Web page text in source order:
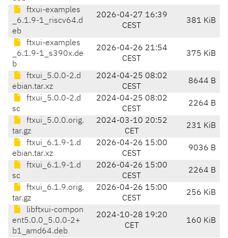
ftxui-examples
_6.1.9-1_riscv64.d
eb
2026-04-27 16:39
CEST
381 KiB
ftxui-examples
_6.1.9-1_s390x.de
b
2026-04-26 21:54
CEST
375 KiB
ftxui_5.0.0-2.d
ebian.tar.xz
2024-04-25 08:02
CEST
8644 B
ftxui_5.0.0-2.d
sc
2024-04-25 08:02
CEST
2264 B
ftxui_5.0.0.orig.
tar.gz
2024-03-10 20:52
CET
231 KiB
ftxui_6.1.9-1.d
ebian.tar.xz
2026-04-26 15:00
CEST
9036 B
ftxui_6.1.9-1.d
sc
2026-04-26 15:00
CEST
2264 B
ftxui_6.1.9.orig.
tar.gz
2026-04-26 15:00
CEST
256 KiB
libftxui-compon
ent5.0.0_5.0.0-2+
b1_amd64.deb
2024-10-28 19:20
CET
160 KiB